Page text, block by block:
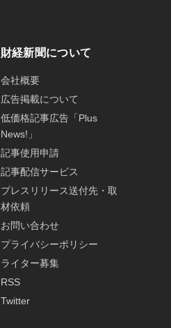
財経新聞について
会社概要
広告掲載について
低価格記事広告「Plus
News!」
記事使用申請
記事配信サービス
プレスリリース送付先・取
材依頼
お問い合わせ
プライバシーポリシー
ライター募集
RSS
Twitter